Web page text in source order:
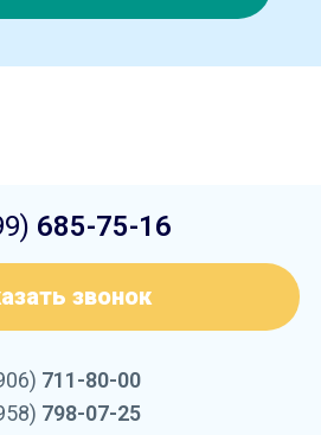
685-75-16
звонок
711-80-00
798-07-25